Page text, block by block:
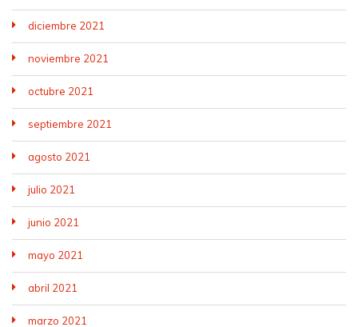
diciembre 2021
noviembre 2021
octubre 2021
septiembre 2021
agosto 2021
julio 2021
junio 2021
mayo 2021
abril 2021
marzo 2021